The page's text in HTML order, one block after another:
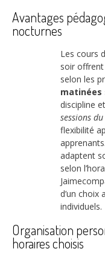
Avantages
nocturnes
Les cours
soir
selon les
discipline
sessions
flexibilité
adaptent
selon
d’un choix
individuels.
Organisation
horaires choisis